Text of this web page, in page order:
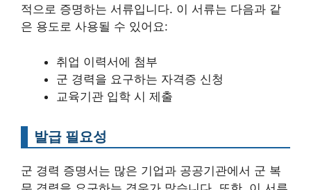
적으로 증명하는 서류입니다. 이 서류는 다음과 같
은 용도로 사용될 수 있어요:
취업 이력서에 첨부
군 경력을 요구하는 자격증 신청
교육기관 입학 시 제출
발급 필요성
군 경력 증명서는 많은 기업과 공공기관에서 군 복